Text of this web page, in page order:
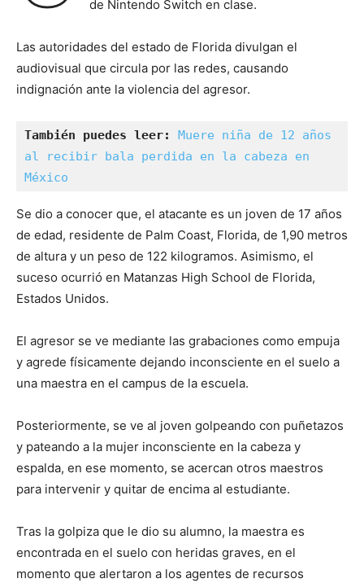
de Nintendo Switch en clase.
Las autoridades del estado de Florida divulgan el
audiovisual que circula por las redes, causando
indignación ante la violencia del agresor.
También puedes leer: Muere niña de 12 años
al recibir bala perdida en la cabeza en
México
Se dio a conocer que, el atacante es un joven de 17 años
de edad, residente de Palm Coast, Florida, de 1,90 metros
de altura y un peso de 122 kilogramos. Asimismo, el
suceso ocurrió en Matanzas High School de Florida,
Estados Unidos.
El agresor se ve mediante las grabaciones como empuja
y agrede físicamente dejando inconsciente en el suelo a
una maestra en el campus de la escuela.
Posteriormente, se ve al joven golpeando con puñetazos
y pateando a la mujer inconsciente en la cabeza y
espalda, en ese momento, se acercan otros maestros
para intervenir y quitar de encima al estudiante.
Tras la golpiza que le dio su alumno, la maestra es
encontrada en el suelo con heridas graves, en el
momento que alertaron a los agentes de recursos